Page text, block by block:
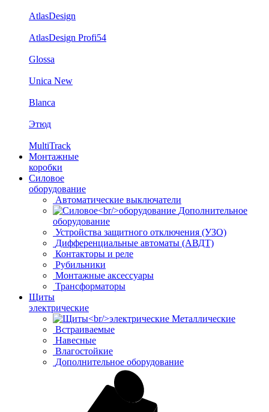
AtlasDesign
AtlasDesign Profi54
Glossa
Unica New
Blanca
Этюд
MultiTrack
Монтажные
коробки
Силовое
оборудование
Автоматические выключатели
Дополнительное
оборудование
Устройства защитного отключения (УЗО)
Дифференциальные автоматы (АВДТ)
Контакторы и реле
Рубильники
Монтажные аксессуары
Трансформаторы
Щиты
электрические
Металлические
Встраиваемые
Навесные
Влагостойкие
Дополнительное оборудование